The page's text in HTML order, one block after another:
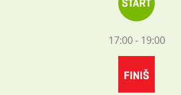
17:00 - 19:00